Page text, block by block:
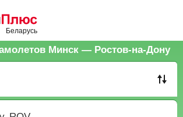
Минск — Ростов-на-Дону